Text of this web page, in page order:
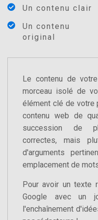
Un contenu clair
Un contenu
original
Le contenu de votre
morceau isolé de
élément clé de votre
contenu web de
succession de
correctes, mais
d'arguments
emplacement de
Pour avoir un texte
Google avec un
l'enchaînement